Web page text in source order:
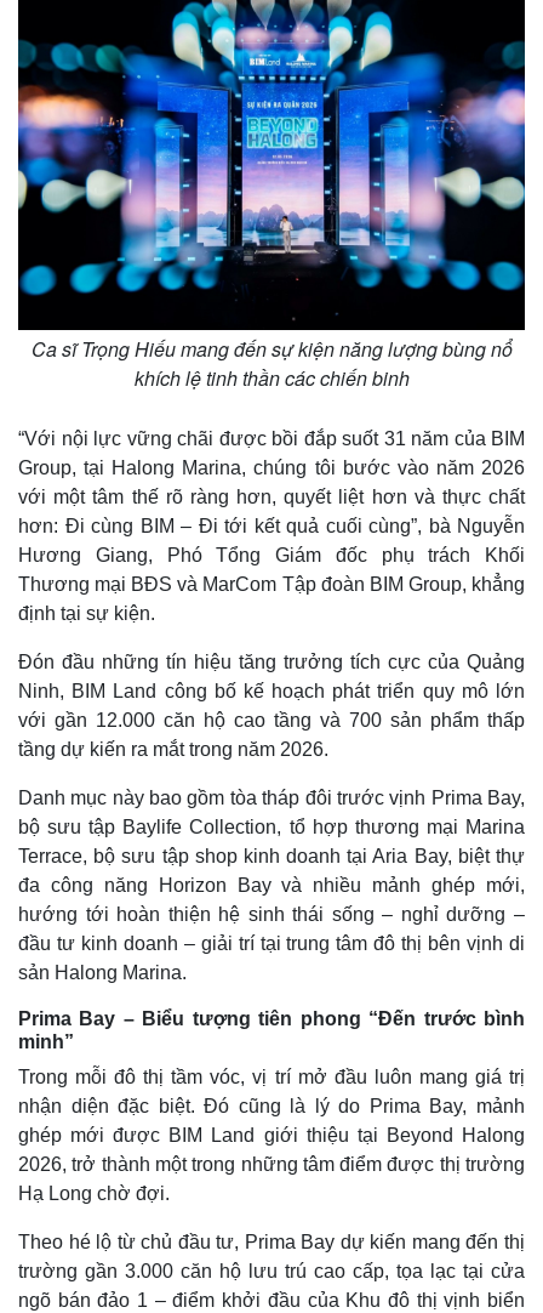
Thế giới
Quan sát
Cuộc sống đó đây
Hồ sơ
Multimedia
Video
Ảnh
E-Magazine
Infographic
Ca sĩ Trọng Hiếu mang đến sự kiện năng lượng bùng nổ
khích lệ tinh thần các chiến binh
“Với nội lực vững chãi được bồi đắp suốt 31 năm của BIM
Group, tại Halong Marina, chúng tôi bước vào năm 2026
với một tâm thế rõ ràng hơn, quyết liệt hơn và thực chất
hơn: Đi cùng BIM – Đi tới kết quả cuối cùng”, bà Nguyễn
Hương Giang, Phó Tổng Giám đốc phụ trách Khối
Thương mại BĐS và MarCom Tập đoàn BIM Group, khẳng
định tại sự kiện.
Đón đầu những tín hiệu tăng trưởng tích cực của Quảng
Ninh, BIM Land công bố kế hoạch phát triển quy mô lớn
với gần 12.000 căn hộ cao tầng và 700 sản phẩm thấp
tầng dự kiến ra mắt trong năm 2026.
Danh mục này bao gồm tòa tháp đôi trước vịnh Prima Bay,
bộ sưu tập Baylife Collection, tổ hợp thương mại Marina
Terrace, bộ sưu tập shop kinh doanh tại Aria Bay, biệt thự
đa công năng Horizon Bay và nhiều mảnh ghép mới,
hướng tới hoàn thiện hệ sinh thái sống – nghỉ dưỡng –
đầu tư kinh doanh – giải trí tại trung tâm đô thị bên vịnh di
sản Halong Marina.
Prima Bay – Biểu tượng tiên phong “Đến trước bình
minh”
Trong mỗi đô thị tầm vóc, vị trí mở đầu luôn mang giá trị
nhận diện đặc biệt. Đó cũng là lý do Prima Bay, mảnh
ghép mới được BIM Land giới thiệu tại Beyond Halong
2026, trở thành một trong những tâm điểm được thị trường
Hạ Long chờ đợi.
Theo hé lộ từ chủ đầu tư, Prima Bay dự kiến mang đến thị
trường gần 3.000 căn hộ lưu trú cao cấp, tọa lạc tại cửa
ngõ bán đảo 1 – điểm khởi đầu của Khu đô thị vịnh biển